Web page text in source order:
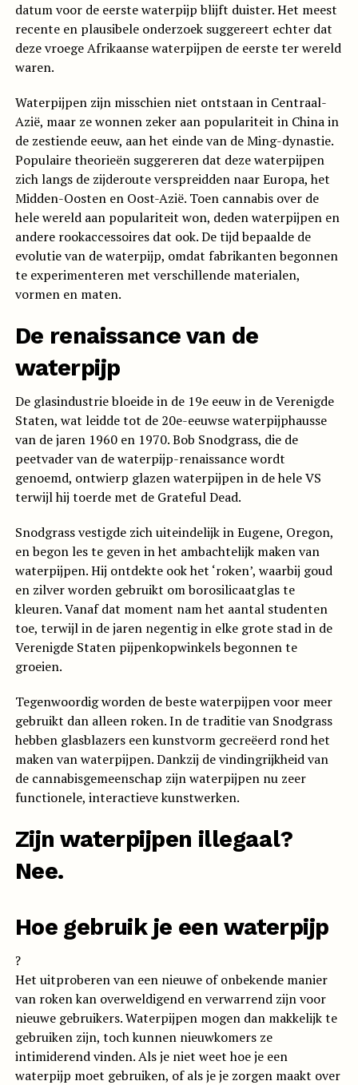
datum voor de eerste waterpijp blijft duister. Het meest
recente en plausibele onderzoek suggereert echter dat
deze vroege Afrikaanse waterpijpen de eerste ter wereld
waren.
Waterpijpen zijn misschien niet ontstaan in Centraal-
Azië, maar ze wonnen zeker aan populariteit in China in
de zestiende eeuw, aan het einde van de Ming-dynastie.
Populaire theorieën suggereren dat deze waterpijpen
zich langs de zijderoute verspreidden naar Europa, het
Midden-Oosten en Oost-Azië. Toen cannabis over de
hele wereld aan populariteit won, deden waterpijpen en
andere rookaccessoires dat ook. De tijd bepaalde de
evolutie van de waterpijp, omdat fabrikanten begonnen
te experimenteren met verschillende materialen,
vormen en maten.
De renaissance van de
waterpijp
De glasindustrie bloeide in de 19e eeuw in de Verenigde
Staten, wat leidde tot de 20e-eeuwse waterpijphausse
van de jaren 1960 en 1970. Bob Snodgrass, die de
peetvader van de waterpijp-renaissance wordt
genoemd, ontwierp glazen waterpijpen in de hele VS
terwijl hij toerde met de Grateful Dead.
Snodgrass vestigde zich uiteindelijk in Eugene, Oregon,
en begon les te geven in het ambachtelijk maken van
waterpijpen. Hij ontdekte ook het ‘roken’, waarbij goud
en zilver worden gebruikt om borosilicaatglas te
kleuren. Vanaf dat moment nam het aantal studenten
toe, terwijl in de jaren negentig in elke grote stad in de
Verenigde Staten pijpenkopwinkels begonnen te
groeien.
Tegenwoordig worden de beste waterpijpen voor meer
gebruikt dan alleen roken. In de traditie van Snodgrass
hebben glasblazers een kunstvorm gecreëerd rond het
maken van waterpijpen. Dankzij de vindingrijkheid van
de cannabisgemeenschap zijn waterpijpen nu zeer
functionele, interactieve kunstwerken.
Zijn waterpijpen illegaal?
Nee.
Hoe gebruik je een waterpijp
?
Het uitproberen van een nieuwe of onbekende manier
van roken kan overweldigend en verwarrend zijn voor
nieuwe gebruikers. Waterpijpen mogen dan makkelijk te
gebruiken zijn, toch kunnen nieuwkomers ze
intimiderend vinden. Als je niet weet hoe je een
waterpijp moet gebruiken, of als je je zorgen maakt over